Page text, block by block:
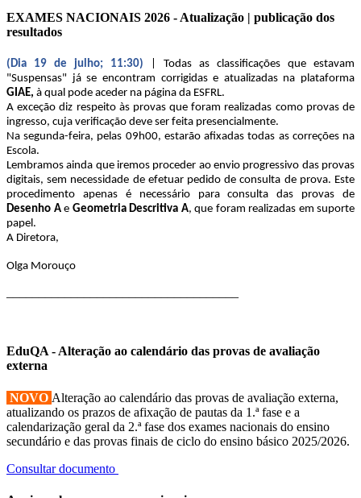
EXAMES NACIONAIS 2026 - Atualização | publicação dos
resultados
(Dia 19 de julho; 11:30)
| Todas as classificações que estavam
"Suspensas" já se encontram corrigidas e atualizadas na plataforma
GIAE, à qual pode aceder na página da ESFRL.
A exceção diz respeito às provas que foram realizadas como provas de
ingresso, cuja verificação deve ser feita presencialmente.
Na segunda-feira, pelas 09h00, estarão afixadas todas as correções na
Escola.
Lembramos ainda que iremos proceder ao envio progressivo das provas
digitais, sem necessidade de efetuar pedido de consulta de prova. Este
procedimento apenas é necessário para consulta das provas de
Desenho Ae Geometria Descritiva A, que foram realizadas em suporte
papel.
A Diretora,
Olga Morouço
EduQA - Alteração ao calendário das provas de avaliação
externa
NOVO Alteração ao calendário das provas de avaliação externa,
atualizando os prazos de afixação de pautas da 1.ª fase e a
calendarização geral da 2.ª fase dos exames nacionais do ensino
secundário e das provas finais de ciclo do ensino básico 2025/2026.
Consultar documento